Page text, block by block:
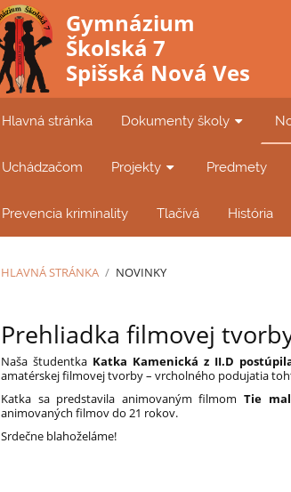
Gymnázium
Školská 7
Spišská Nová Ves
Hlavná stránka Dokumenty školy
Uchádzačom Projekty Predmety
Prevencia kriminality Tlačívá História
HLAVNÁ STRÁNKA / NOVINKY
Novinky
Prehliadka filmovej
Naša študentka Katka Kamenická z II.D
amatérskej filmovej tvorby – vrcholného podujatia
Katka sa predstavila animovaným filmomTie
animovaných filmov do 21 rokov.
Srdečne blahoželáme!